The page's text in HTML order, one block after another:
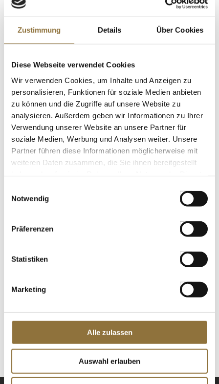
Zustimmung Details Über Cookies
Diese Webseite verwendet Cookies
Wir verwenden Cookies, um Inhalte und Anzeigen zu
personalisieren, Funktionen für soziale Medien anbieten
zu können und die Zugriffe auf unsere Website zu
analysieren. Außerdem geben wir Informationen zu Ihrer
Verwendung unserer Website an unsere Partner für
soziale Medien, Werbung und Analysen weiter. Unsere
Partner führen diese Informationen möglicherweise mit
weiteren Daten zusammen, die Sie ihnen bereitgestellt
Notwendig
Präferenzen
Statistiken
Marketing
Alle zulassen
Auswahl erlauben
LEBENSMITTELKENNZEICHNUNGEN
€ 18,40
€ 24,53/ Liter
St.
KENNZEICHNUNGEN U. SPEZIFIKATIONEN
Napoleon Holz Räucherchips, Whiskey-
Eiche, 700 g
Art.Nr.:60224
St.
(Erdnusspaste / Pindakaas), Clearspring,
€ 8,46
€ 24,17/ kg
St.